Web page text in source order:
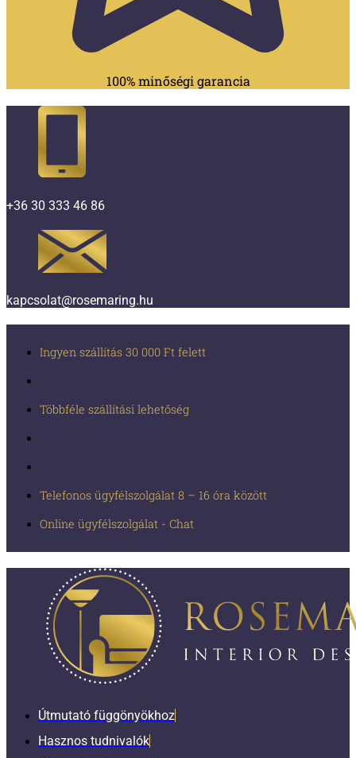
100% minőségi garancia
+36 30 333 46 86
kapcsolat@rosemaring.hu
Ingyen szállítás 30 000 Ft felett
Többféle szállítási lehetőség
Telefonos ügyfélszolgálat 8 – 16 óra között
Online ügyfélszolgálat - Chat
Útmutató függönyökhoz
Hasznos tudnivalók